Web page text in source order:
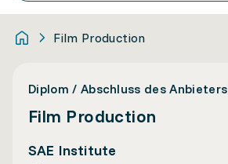
Film Production
Diplom / Abschluss des Anbieters
Film Production
SAE Institute